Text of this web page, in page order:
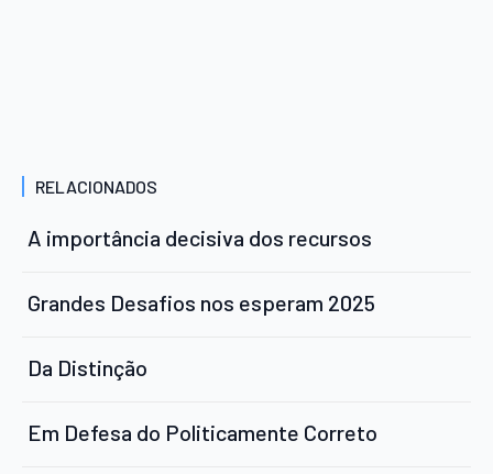
RELACIONADOS
A importância decisiva dos recursos
Grandes Desafios nos esperam 2025
Da Distinção
Em Defesa do Politicamente Correto